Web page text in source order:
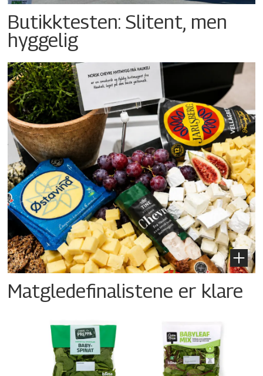
Butikktesten: Slitent, men
hyggelig
Matgledefinalistene er klare